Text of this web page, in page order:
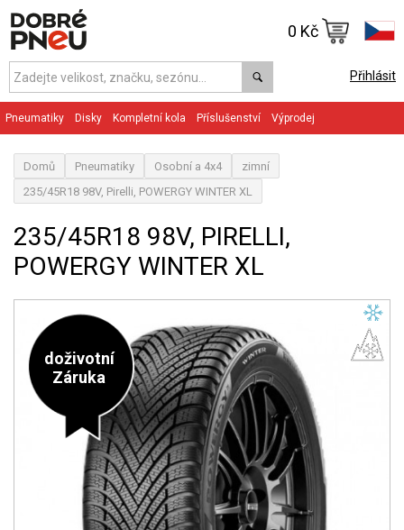
Přihlásit
0 Kč
Pneumatiky Disky Kompletní kola Příslušenství Výprodej
Domů Pneumatiky Osobní a 4x4
zimní
235/45R18 98V, Pirelli, POWERGY WINTER XL
235/45R18 98V, PIRELLI,
POWERGY WINTER XL
doživotní
Záruka